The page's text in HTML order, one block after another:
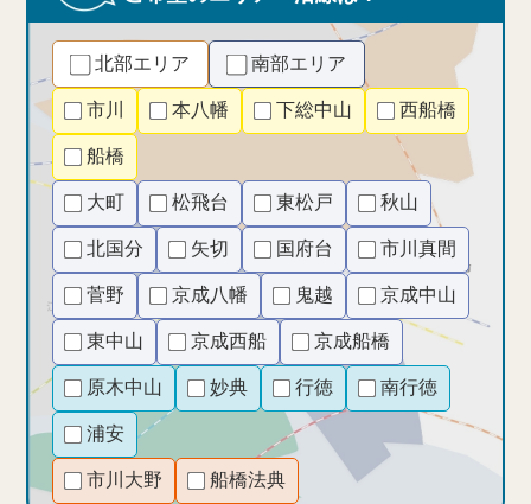
北部エリア 南部エリア
市川 本八幡 下総中山 西船橋
船橋
大町 松飛台 東松戸 秋山
北国分 矢切 国府台 市川真間
菅野 京成八幡 鬼越 京成中山
東中山 京成西船 京成船橋
原木中山 妙典 行徳 南行徳
浦安
市川大野 船橋法典